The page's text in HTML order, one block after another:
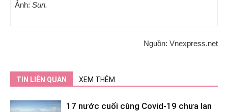
Ảnh: Sun.
Nguồn: Vnexpress.net
TIN LIÊN QUAN XEM THÊM
17 nước cuối cùng Covid-19 chưa lan